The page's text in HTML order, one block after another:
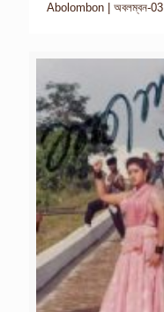
Abolombon | অবলম্বন-03